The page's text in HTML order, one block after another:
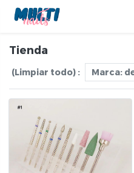
Tienda
(Limpiar todo) : Marca: